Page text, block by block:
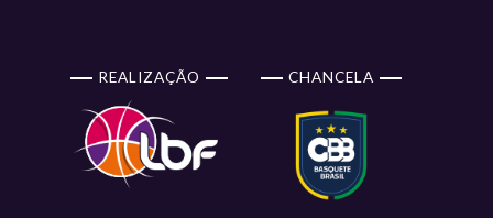
REALIZAÇÃO CHANCELA